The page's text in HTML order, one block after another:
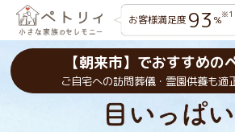
お客様満足度 93 %※1
【朝来市】でおすすめの
ご自宅への訪問葬儀・霊園供養も適